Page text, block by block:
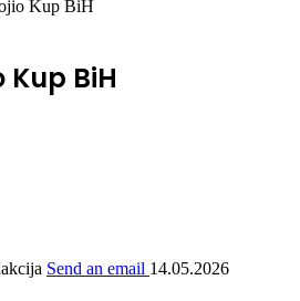
Kup BiH
Kup BiH
Send an email 14.05.2026